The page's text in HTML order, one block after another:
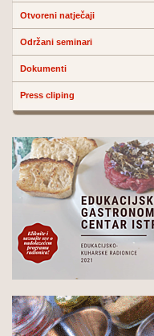
Otvoreni natječaji
Održani seminari
Dokumenti
Press cliping